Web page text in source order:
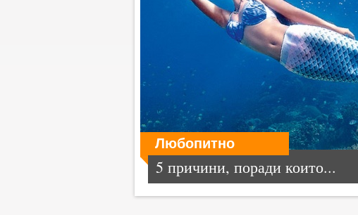
Любопитно
5 причини, поради които...